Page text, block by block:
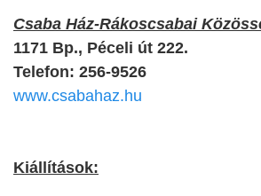
Csaba Ház-Rákoscsabai
1171 Bp., Péceli út 222.
Telefon: 256-9526
www.csabahaz.hu
Kiállítások: